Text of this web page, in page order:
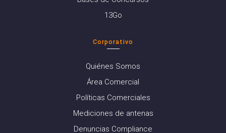
13Go
Corporativo
Quiénes Somos
Área Comercial
Políticas Comerciales
Mediciones de antenas
Denuncias Compliance